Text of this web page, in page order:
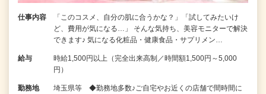
仕事内容
「このコスメ、自分の肌に合うかな？」「試してみたいけ
ど、費用が気になる…」 そんな気持ち、美容モニターで解決
できます♪ 気になる化粧品・健康食品・サプリメン…
給与
時給1,500円以上（完全出来高制／時間額1,500円～5,000
円）
勤務地
埼玉県等 ◆勤務地多数♪ご自宅やお近くの店舗で間時間に